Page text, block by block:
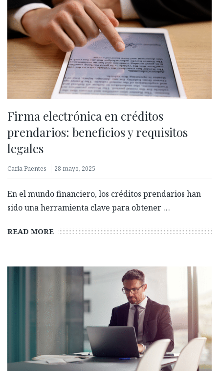
Firma electrónica en créditos
prendarios: beneficios y requisitos
legales
Carla Fuentes 28 mayo, 2025
En el mundo financiero, los créditos prendarios han
sido una herramienta clave para obtener …
READ MORE